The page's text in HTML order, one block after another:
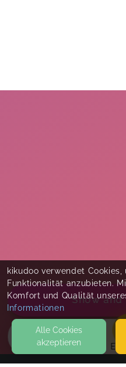
Show
kikudoo verwendet
Funktionalität anzubieten.
Komfort und Qualität
Informationen
Alle Cookies
akzeptieren